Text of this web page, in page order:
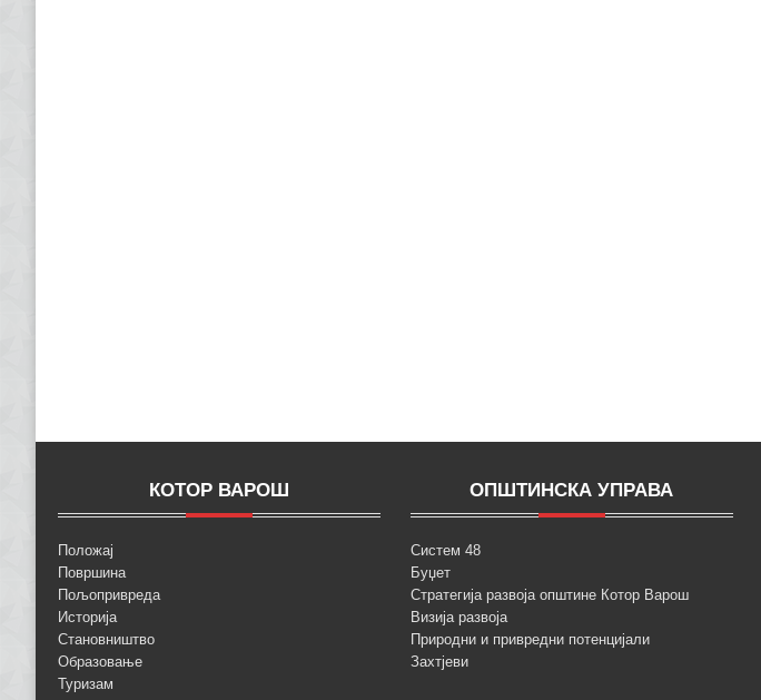
КОТОР ВАРОШ
Положај
Површина
Пољопривреда
Историја
Становништво
Образовање
Туризам
ОПШТИНСКА УПРАВА
Систем 48
Буџет
Стратегија развоја општине Котор Варош
Визија развоја
Природни и привредни потенцијали
Захтјеви